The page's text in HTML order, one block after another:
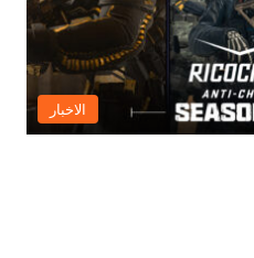
الاخبار